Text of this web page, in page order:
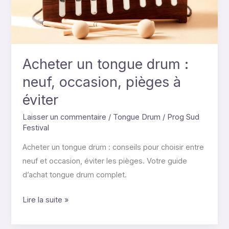
Acheter un tongue drum :
neuf, occasion, pièges à
éviter
Laisser un commentaire / Tongue Drum / Prog Sud
Festival
Acheter un tongue drum : conseils pour choisir entre
neuf et occasion, éviter les pièges. Votre guide
d’achat tongue drum complet.
occasion,
pièges
à
éviter
Lire la suite »